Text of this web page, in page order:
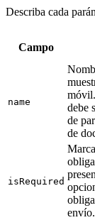
Describa cada
Campo
name
debe
de
de
isRequired
envío.